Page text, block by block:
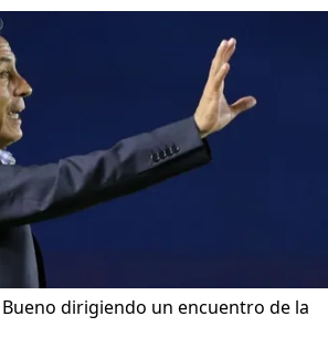
dirigiendo un encuentro de la